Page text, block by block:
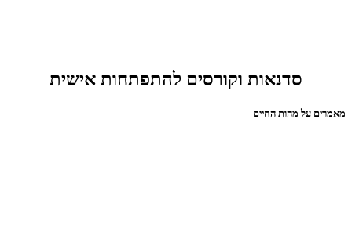
סדנאות וקורסים להתפתחות אישית
מאמרים על מהות החיים